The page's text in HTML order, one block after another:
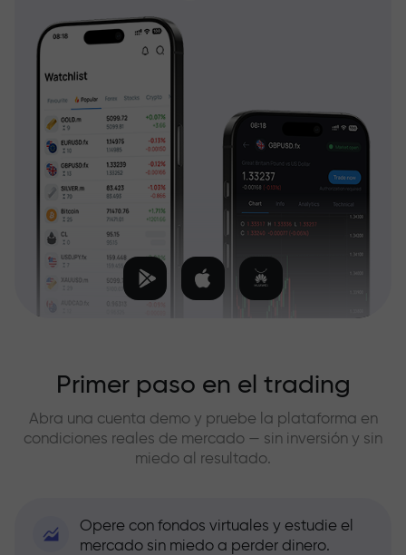
Primer paso en el trading
Abra una cuenta demo y pruebe la plataforma en
condiciones reales de mercado — sin inversión y sin
miedo al resultado.
Opere con fondos virtuales y estudie el
mercado sin miedo a perder dinero.